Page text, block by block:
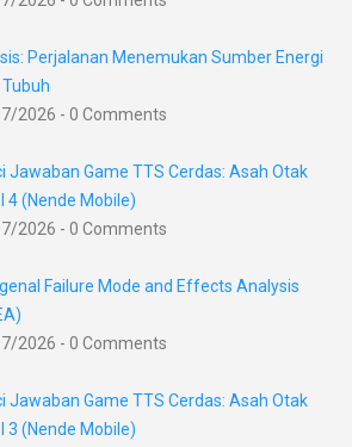
Perjalanan Menemukan Sumber Energi
Tubuh
2026 - 0 Comments
Jawaban Game TTS Cerdas: Asah Otak
4 (Nende Mobile)
2026 - 0 Comments
Failure Mode and Effects Analysis
2026 - 0 Comments
Jawaban Game TTS Cerdas: Asah Otak
3 (Nende Mobile)